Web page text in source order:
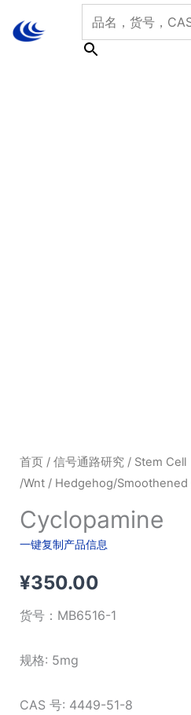
首页/ 信号通路研究/ Stem Cell
/Wnt/ Hedgehog/Smoothened
Cyclopamine
一键复制产品信息
¥350.00
货号： MB6516-1
规格: 5mg
CAS 号: 4449-51-8